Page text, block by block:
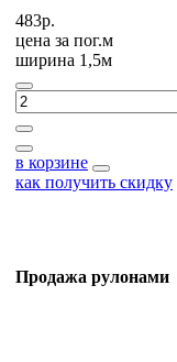
483р.
цена за пог.м
ширина 1,5м
в корзине
как получить скидку
Продажа рулонами